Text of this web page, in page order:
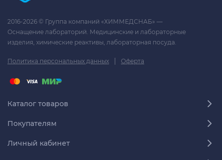
2016-2026 © Группа компаний «ХИММЕДСНАБ» —
Оснащение лабораторий. Медицинские и лабораторные
изделия, химические реактивы, лабораторная посуда.
Политика персональных данных | Оферта
Каталог товаров
Покупателям
Личный кабинет